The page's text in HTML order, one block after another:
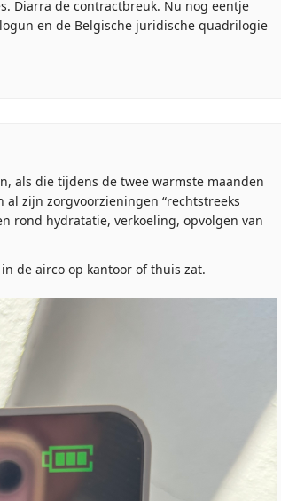
Diarra de contractbreuk. Nu nog eentje
en de Belgische juridische quadrilogie
als die tijdens de twee warmste maanden
zijn zorgvoorzieningen “rechtstreeks
rond hydratatie, verkoeling, opvolgen van
de airco op kantoor of thuis zat.